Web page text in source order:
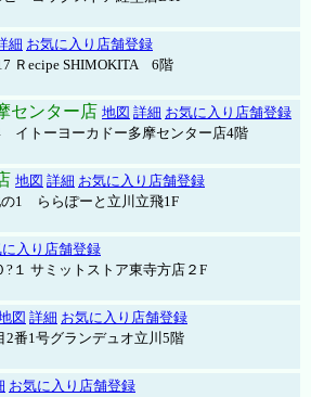
細 お気に入り店舗登録
Ｒecipe SHIMOKITA 6階
センター店 地図 詳細 お気に入り店舗登録
イトーヨーカドー多摩センター店4階
地図 詳細 お気に入り店舗登録
1 ららぽーと立川立飛1F
に入り店舗登録
１ サミットストア東寺方店２F
図 詳細 お気に入り店舗登録
番1号グランデュオ立川5階
お気に入り店舗登録